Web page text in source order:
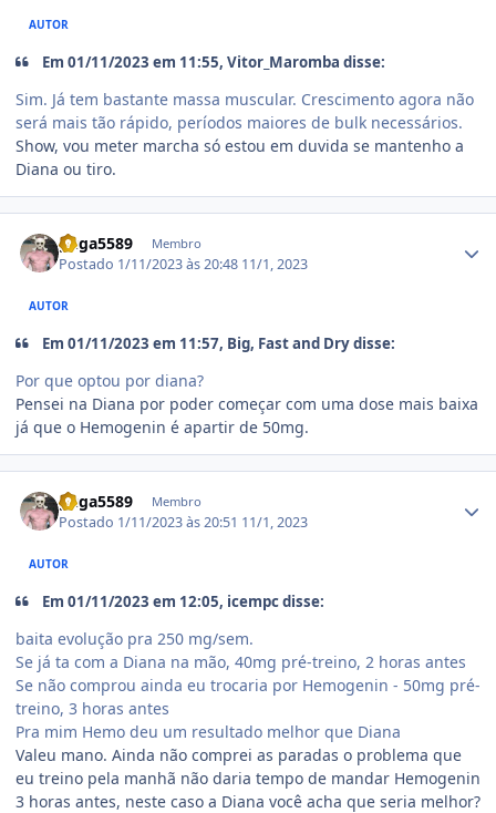
AUTOR
Em 01/11/2023 em 11:55, Vitor_Maromba disse:
Sim. Já tem bastante massa muscular. Crescimento agora não
será mais tão rápido, períodos maiores de bulk necessários.
Show, vou meter marcha só estou em duvida se mantenho a
Diana ou tiro.
guga5589 Membro
Postado 1/11/2023 às 20:48 11/1, 2023
AUTOR
Em 01/11/2023 em 11:57, Big, Fast and Dry disse:
Por que optou por diana?
Pensei na Diana por poder começar com uma dose mais baixa
já que o Hemogenin é apartir de 50mg.
guga5589 Membro
Postado 1/11/2023 às 20:51 11/1, 2023
AUTOR
Em 01/11/2023 em 12:05, icempc disse:
baita evolução pra 250 mg/sem.
Se já ta com a Diana na mão, 40mg pré-treino, 2 horas antes
Se não comprou ainda eu trocaria por Hemogenin - 50mg pré-
treino, 3 horas antes
Pra mim Hemo deu um resultado melhor que Diana
Valeu mano. Ainda não comprei as paradas o problema que
eu treino pela manhã não daria tempo de mandar Hemogenin
3 horas antes, neste caso a Diana você acha que seria melhor?